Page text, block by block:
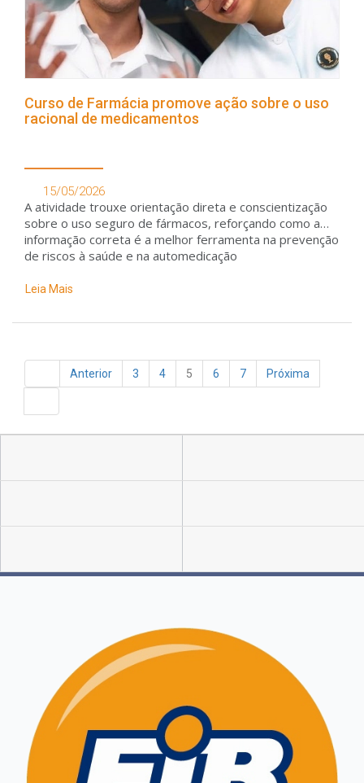
Curso de Farmácia promove ação sobre o uso
racional de medicamentos
15/05/2026
A atividade trouxe orientação direta e conscientização
sobre o uso seguro de fármacos, reforçando como a
informação correta é a melhor ferramenta na prevenção
de riscos à saúde e na automedicação
Leia Mais
Anterior 3 4 5 6 7 Próxima